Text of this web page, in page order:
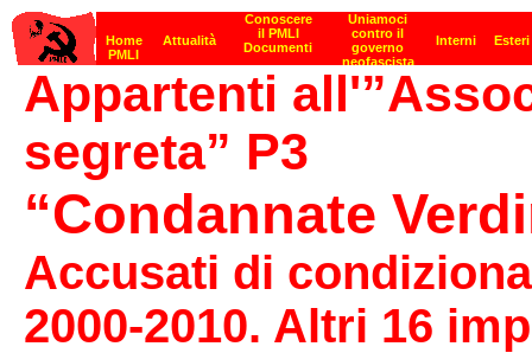
Appartenti
segreta” P3
“Condannate
Accusati di
2000-2010. Altri 16